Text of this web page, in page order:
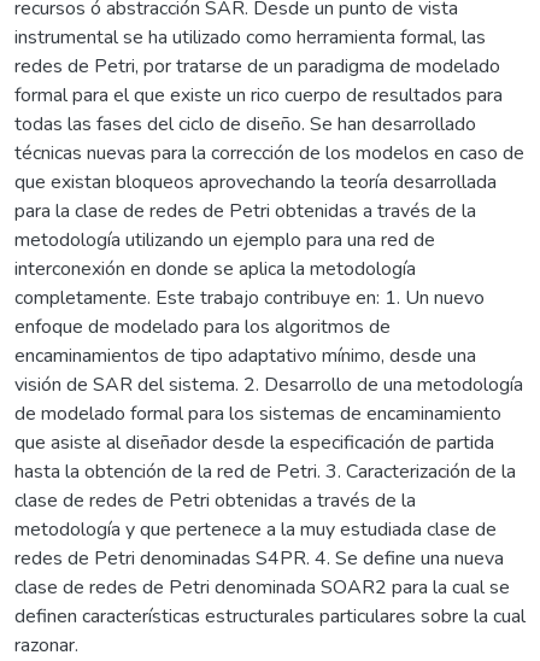
recursos ó abstracción SAR. Desde un punto de vista
instrumental se ha utilizado como herramienta formal, las
redes de Petri, por tratarse de un paradigma de modelado
formal para el que existe un rico cuerpo de resultados para
todas las fases del ciclo de diseño. Se han desarrollado
técnicas nuevas para la corrección de los modelos en caso de
que existan bloqueos aprovechando la teoría desarrollada
para la clase de redes de Petri obtenidas a través de la
metodología utilizando un ejemplo para una red de
interconexión en donde se aplica la metodología
completamente. Este trabajo contribuye en: 1. Un nuevo
enfoque de modelado para los algoritmos de
encaminamientos de tipo adaptativo mínimo, desde una
visión de SAR del sistema. 2. Desarrollo de una metodología
de modelado formal para los sistemas de encaminamiento
que asiste al diseñador desde la especificación de partida
hasta la obtención de la red de Petri. 3. Caracterización de la
clase de redes de Petri obtenidas a través de la
metodología y que pertenece a la muy estudiada clase de
redes de Petri denominadas S4PR. 4. Se define una nueva
clase de redes de Petri denominada SOAR2 para la cual se
definen características estructurales particulares sobre la cual
razonar.